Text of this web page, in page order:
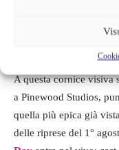
trasformarsi e alle
centro, con i loro
A questa cornice visiva
a Pinewood Studios,
quella più epica già
delle riprese del 1°